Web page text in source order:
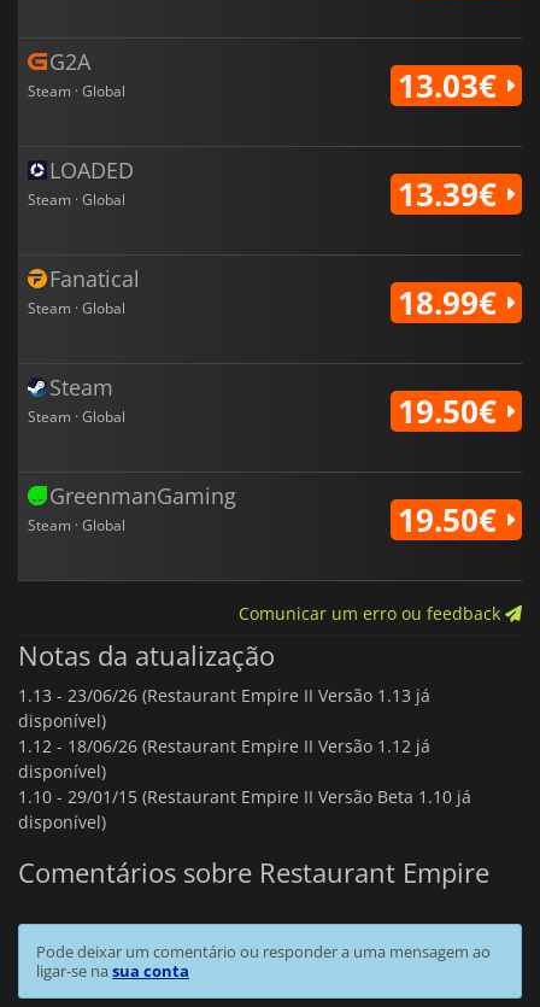
G2A
Steam · Global 13.03€
LOADED
Steam · Global 13.39€
Fanatical
Steam · Global 18.99€
Steam
Steam · Global 19.50€
GreenmanGaming
Steam · Global 19.50€
Comunicar um erro ou feedback
Notas da atualização
1.13 - 23/06/26 (Restaurant Empire II Versão 1.13 já
disponível)
1.12 - 18/06/26 (Restaurant Empire II Versão 1.12 já
disponível)
1.10 - 29/01/15 (Restaurant Empire II Versão Beta 1.10 já
disponível)
Comentários sobre Restaurant Empire
Pode deixar um comentário ou responder a uma mensagem ao
ligar-se nasua conta